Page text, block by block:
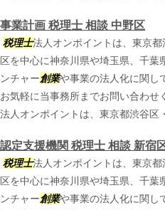
事業計画 税理士 相談 中野区
税理士法人オンポイントは、東京
区を中心に神奈川県や埼玉県、千
ンチャー創業や事業の法人化に関し
お気軽に当事務所までお問い合わせ
法人オンポイントは、東京都渋谷区
認定支援機関 税理士 相談 新宿
税理士法人オンポイントは、東京
区を中心に神奈川県や埼玉県、千
ンチャー創業や事業の法人化に関し